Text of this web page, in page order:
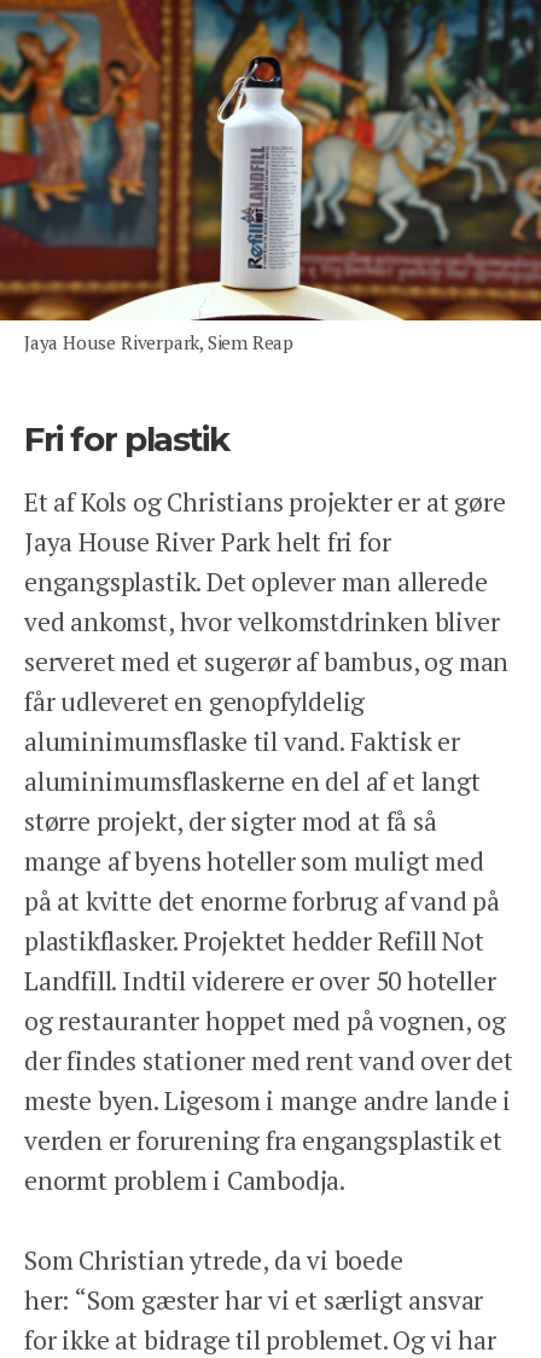
Jaya House Riverpark, Siem Reap
Fri for plastik
Et af Kols og Christians projekter er at gøre
Jaya House River Park helt fri for
engangsplastik. Det oplever man allerede
ved ankomst, hvor velkomstdrinken bliver
serveret med et sugerør af bambus, og man
får udleveret en genopfyldelig
aluminimumsflaske til vand. Faktisk er
aluminimumsflaskerne en del af et langt
større projekt, der sigter mod at få så
mange af byens hoteller som muligt med
på at kvitte det enorme forbrug af vand på
plastikflasker. Projektet hedder Refill Not
Landfill. Indtil viderere er over 50 hoteller
og restauranter hoppet med på vognen, og
der findes stationer med rent vand over det
meste byen. Ligesom i mange andre lande i
verden er forurening fra engangsplastik et
enormt problem i Cambodja.
Som Christian ytrede, da vi boede
her: “Som gæster har vi et særligt ansvar
for ikke at bidrage til problemet. Og vi har